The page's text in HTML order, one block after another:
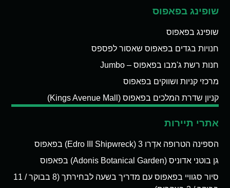
שופינג בפאפוס
שופינג בפאפוס
חנויות בגדים בפאפוס שאסור לפספס
חנות רשת ג'מבו בפאפוס – Jumbo
מרכזי קניות ושווקים בפאפוס
קניון שדרת המלכים בפאפוס (Kings Avenue Mall)
אתרי תיירות
הספינה הטרופה אדְרו 3 (Edro III Shipwreck) בפאפוס
גן בוטני אדוניס (Adonis Botanical Garden) בפאפוס
סיור סגוויי בפאפוס עם מדריך בשעה לבחירתך (8 בבוקר / 11